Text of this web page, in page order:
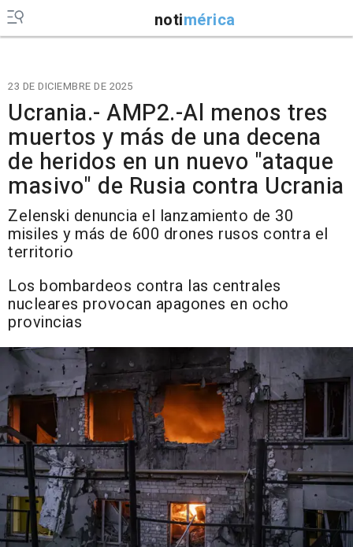
notimérica
23 DE DICIEMBRE DE 2025
Ucrania.- AMP2.-Al menos tres
muertos y más de una decena
de heridos en un nuevo "ataque
masivo" de Rusia contra Ucrania
Zelenski denuncia el lanzamiento de 30
misiles y más de 600 drones rusos contra el
territorio
Los bombardeos contra las centrales
nucleares provocan apagones en ocho
provincias